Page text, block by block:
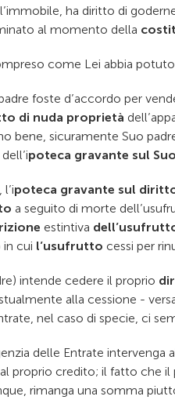
ha diritto di
al momento della
come Lei abbia potuto
foste d’accordo per
di nuda proprietà
bene, sicuramente Suo
poteca gravante sul
poteca gravante sul
a seguito di morte
estintiva
in cui l’usufrutto cessi per
intende cedere il proprio
alla cessione -
nel caso di specie, ci
delle Entrate intervenga
proprio credito; il fatto che il
rimanga una somma